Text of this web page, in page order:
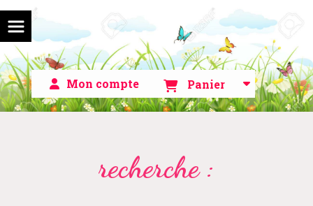
Mon compte Panier
recherche :